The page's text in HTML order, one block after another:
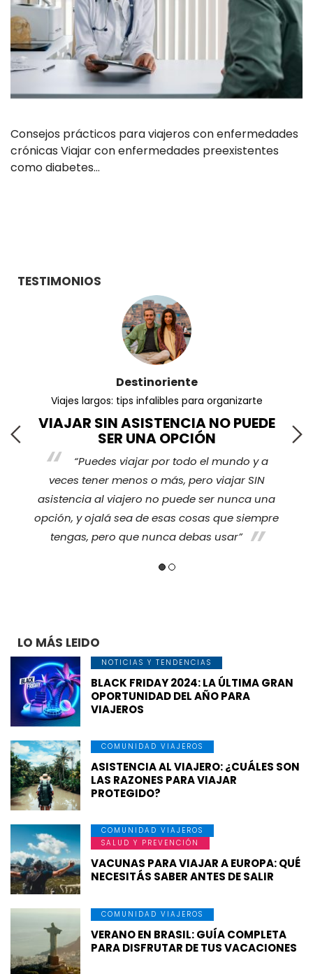
Consejos prácticos para viajeros con enfermedades
crónicas Viajar con enfermedades preexistentes
como diabetes…
TESTIMONIOS
Destinoriente
Viajes largos: tips infalibles para organizarte
VIAJAR SIN ASISTENCIA NO PUEDE
SER UNA OPCIÓN
“Puedes viajar por todo el mundo y a
veces tener menos o más, pero viajar SIN
asistencia al viajero no puede ser nunca una
opción, y ojalá sea de esas cosas que siempre
tengas, pero que nunca debas usar”
LO MÁS LEIDO
NOTICIAS Y TENDENCIAS
BLACK FRIDAY 2024: LA ÚLTIMA GRAN
OPORTUNIDAD DEL AÑO PARA
VIAJEROS
COMUNIDAD VIAJEROS
ASISTENCIA AL VIAJERO: ¿CUÁLES SON
LAS RAZONES PARA VIAJAR
PROTEGIDO?
COMUNIDAD VIAJEROS
SALUD Y PREVENCIÓN
VACUNAS PARA VIAJAR A EUROPA: QUÉ
NECESITÁS SABER ANTES DE SALIR
COMUNIDAD VIAJEROS
VERANO EN BRASIL: GUÍA COMPLETA
PARA DISFRUTAR DE TUS VACACIONES